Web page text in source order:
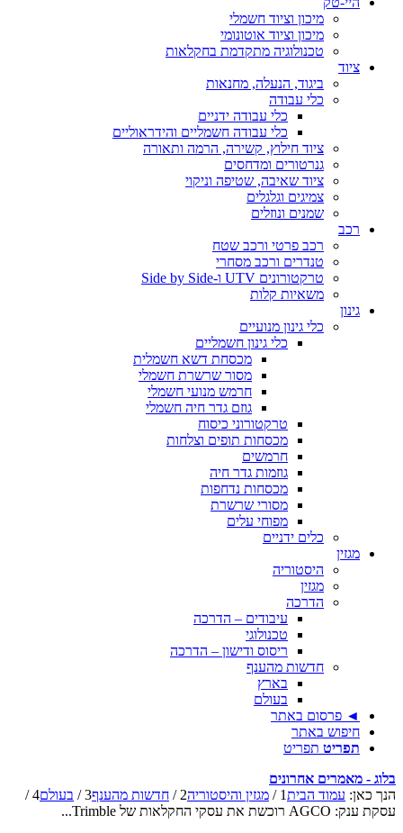
מיכון וציוד חשמלי
מיכון וציוד אוטונומי
טכנולוגיה מתקדמת בחקלאות
ציוד
ביגוד, הנעלה, מחנאות
כלי עבודה
כלי עבודה ידניים
כלי עבודה חשמליים והידראוליים
ציוד חילוץ, קשירה, הרמה ותאורה
גנרטורים ומדחסים
ציוד שאיבה, שטיפה וניקוי
צמיגים וגלגלים
שמנים ונוזלים
רכב
רכב פרטי ורכב שטח
טנדרים ורכב מסחרי
טרקטורונים UTV ו-Side by Side
משאיות קלות
גינון
כלי גינון מנועיים
כלי גינון חשמליים
מכסחת דשא חשמלית
מסור שרשרת חשמלי
חרמש מנועי חשמלי
גוזם גדר חיה חשמלי
טרקטורוני כיסוח
מכסחות תופים וצלחות
חרמשים
גוזמות גדר חיה
מכסחות נדחפות
מסורי שרשרת
מפוחי עלים
כלים ידניים
מגזין
היסטוריה
מגזין
הדרכה
עיבודים – הדרכה
טכנולוגי
ריסוס ודישון – הדרכה
חדשות מהענף
בארץ
בעולם
◄ פרסום באתר
חיפוש באתר
תפריט תפריט
בלוג - מאמרים אחרונים
הנך כאן: עמוד הבית1
/ מגזין והיסטוריה2
/ חדשות מהענף3
/ בעולם4
/
עסקת ענק: AGCO רוכשת את עסקי החקלאות של Trimble...